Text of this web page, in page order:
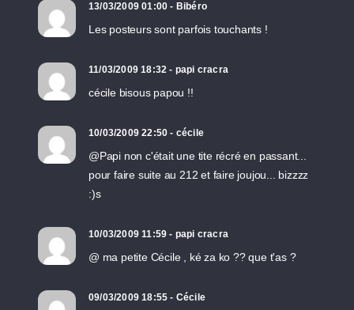
13/03/2009 01:00 - Bibéro
Les posteurs sont parfois touchants !
11/03/2009 18:32 - papi cracra
cécile bisous papou !!
10/03/2009 22:50 - cécile
@Papi non c'était une tite récré en passant...
pour faire suite au 212 et faire joujou... bizzzz
:)s
10/03/2009 11:59 - papi cracra
@ ma petite Cécile , ké za ko ?? que t'as ?
09/03/2009 18:55 - Cécile